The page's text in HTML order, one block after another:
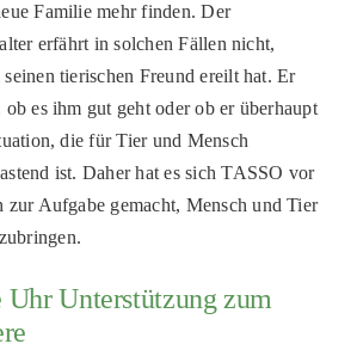
Familie mehr finden. Der
erfährt in solchen Fällen nicht,
tierischen Freund ereilt hat. Er
es ihm gut geht oder ob er überhaupt
die für Tier und Mensch
ist. Daher hat es sich TASSO vor
zur Aufgabe gemacht, Mensch und Tier
Uhr Unterstützung zum